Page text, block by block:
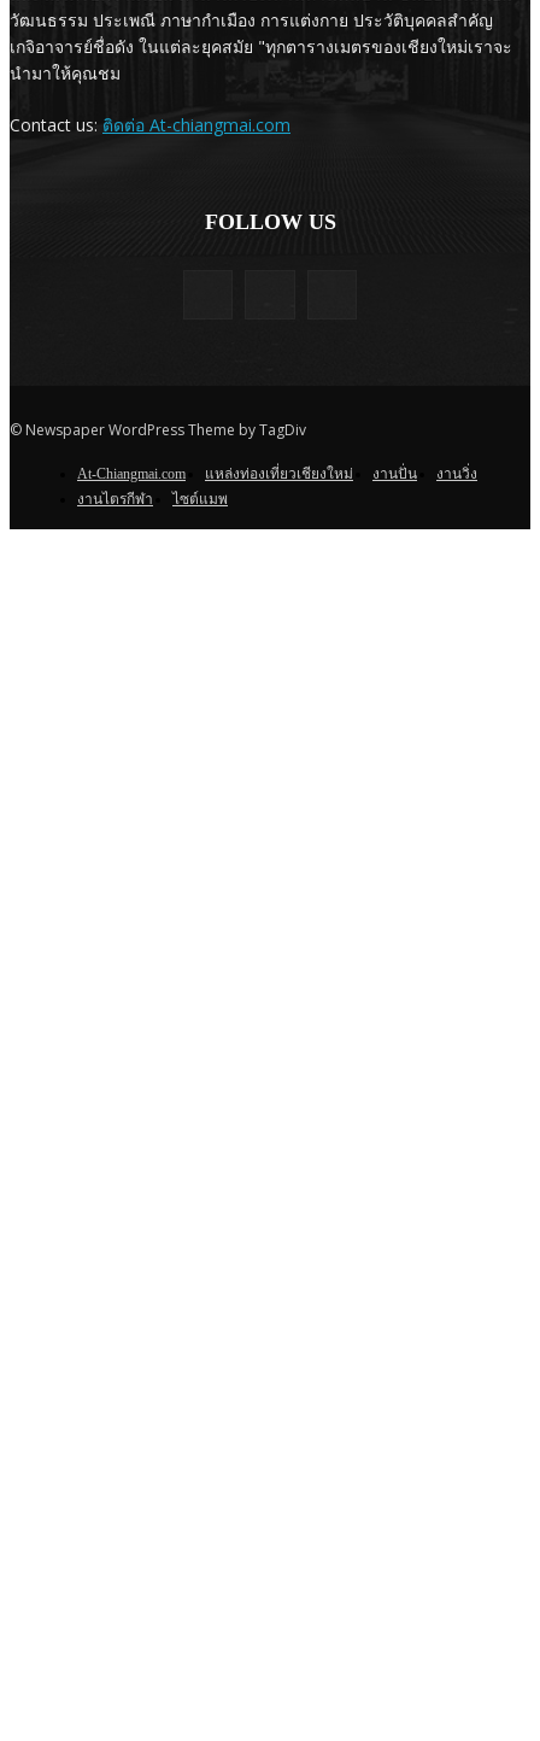
วัฒนธรรม ประเพณี ภาษากำเมือง การแต่งกาย ประวัติบุคคลสำคัญ
เกจิอาจารย์ชื่อดัง ในแต่ละยุคสมัย "ทุกตารางเมตรของเชียงใหม่เราจะ
นำมาให้คุณชม
Contact us: ติดต่อ At-chiangmai.com
FOLLOW US
© Newspaper WordPress Theme by TagDiv
At-Chiangmai.com แหล่งท่องเที่ยวเชียงใหม่ งานปั่น
งานวิ่ง
งานไตรกีฬา
ไซต์แมพ